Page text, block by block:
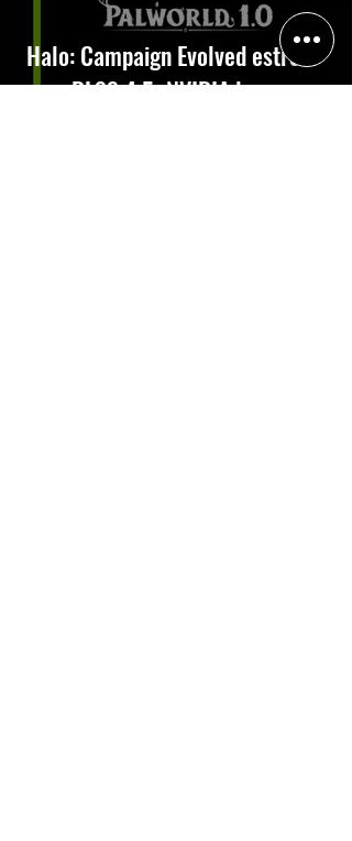
Halo: Campaign Evolved estreia
com DLSS 4.5; NVIDIA lança novo